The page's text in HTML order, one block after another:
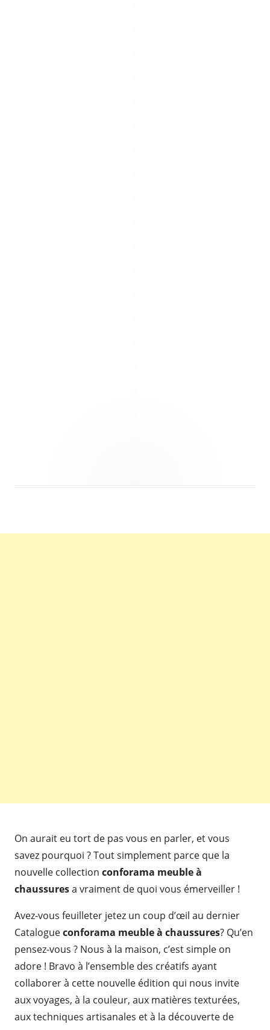
On aurait eu tort de pas vous en parler, et vous
savez pourquoi ? Tout simplement parce que la
nouvelle collection conforama meuble à
chaussuresa vraiment de quoi vous émerveiller !
Avez-vous feuilleter jetez un coup d’œil au dernier
Catalogueconforama meuble à chaussures? Qu’en
pensez-vous ? Nous à la maison, c’est simple on
adore ! Bravo à l’ensemble des créatifs ayant
collaborer à cette nouvelle édition qui nous invite
aux voyages, à la couleur, aux matières texturées,
aux techniques artisanales et à la découverte de